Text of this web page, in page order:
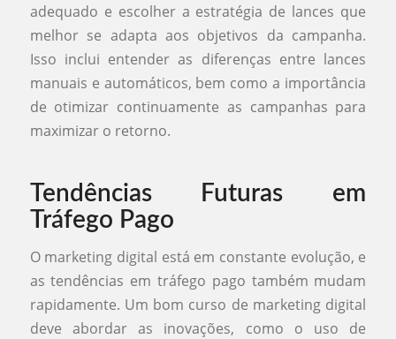
adequado e escolher a estratégia de lances que
melhor se adapta aos objetivos da campanha.
Isso inclui entender as diferenças entre lances
manuais e automáticos, bem como a importância
de otimizar continuamente as campanhas para
maximizar o retorno.
Tendências Futuras em
Tráfego Pago
O marketing digital está em constante evolução, e
as tendências em tráfego pago também mudam
rapidamente. Um bom curso de marketing digital
deve abordar as inovações, como o uso de